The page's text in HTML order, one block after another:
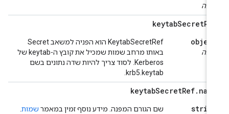
keytabSecret
‫KeytabSecretRef הוא הפניה למשאב Secret
באותו מרחב שמות שמכיל את קובץ ה-keytab של
Kerberos. לסוד צריך להיות שדה נתונים בשם
krb5.keytab.
keytabSecretRef
שם הגורם המפנה. מידע נוסף זמין במאמרשמות.